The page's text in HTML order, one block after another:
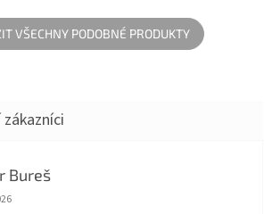
VŠECHNY PODOBNÉ PRODUKTY
Bureš
obchodu je 1 z 5 hvězdiček.